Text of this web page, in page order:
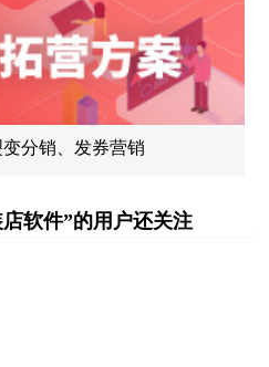
分销、发券营销
软件”的用户还关注